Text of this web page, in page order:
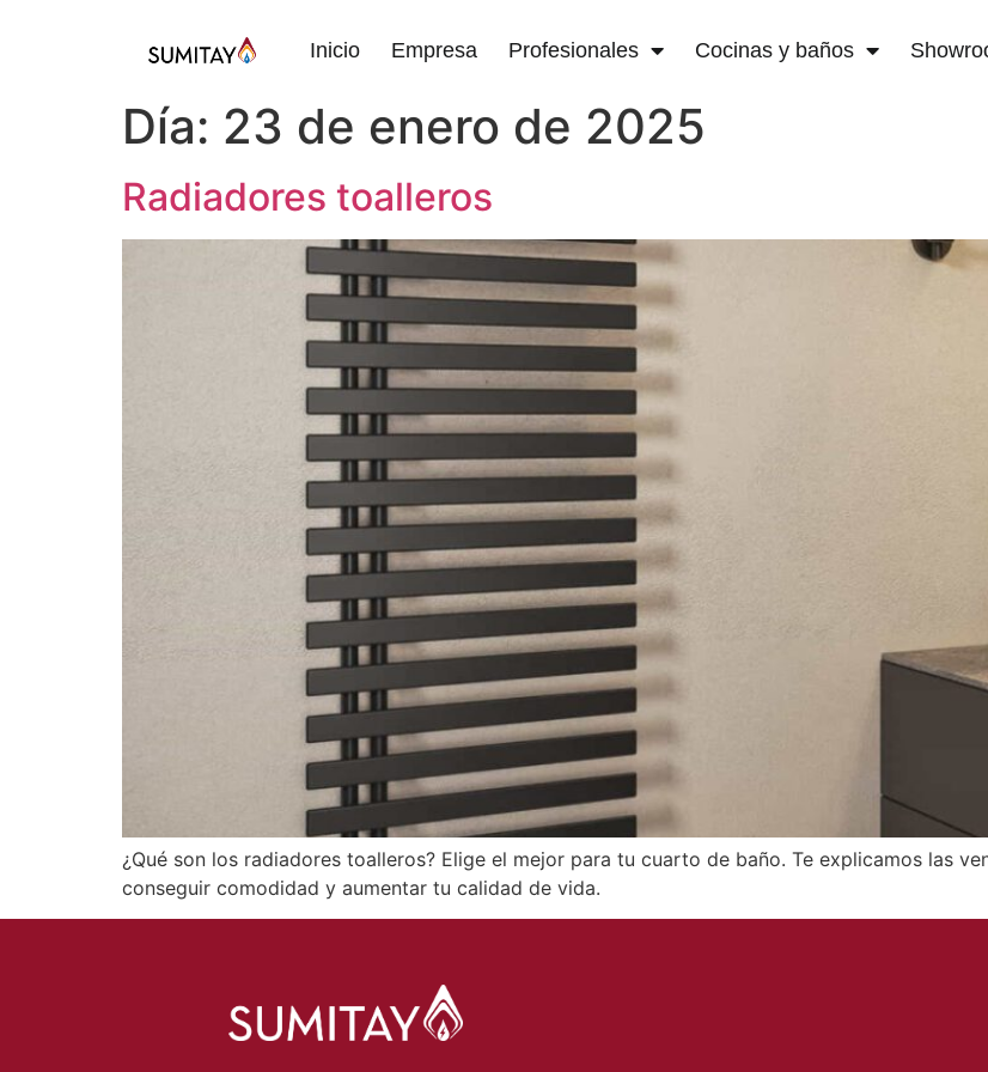
Inicio Empresa Profesionales Cocinas y baños
Día: 23 de enero de 2025
Radiadores toalleros
¿Qué son los radiadores toalleros? Elige el mejor para tu cuarto de baño. Te explicamos las
conseguir comodidad y aumentar tu calidad de vida.